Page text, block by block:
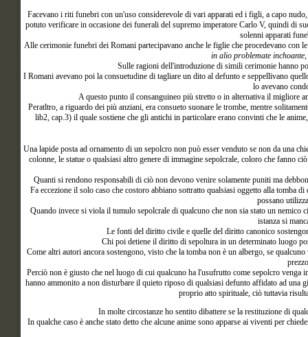
Facevano i riti funebri con un'uso considerevole di vari apparati ed i figli, a capo
potuto verificare in occasione dei funerali del supremo imperatore Carlo V, quindi di
solenni apparati
Alle cerimonie funebri dei Romani partecipavano anche le figlie che procedevano con
in alio problemate
Sulle ragioni dell'introduzione di simili cerimonie hanno
I Romani avevano poi la consuetudine di tagliare un dito al defunto e seppellivano
lo avevano
A questo punto il consanguineo più stretto o in alternativa il migliore
Peratltro, a riguardo dei più anziani, era consueto suonare le trombe, mentre
lib2, cap.3) il quale sostiene che gli antichi in particolare erano convinti che le
Una lapideposta ad ornamento di un sepolcro non può esser venduto se non da una
colonne, le statue o qualsiasi altro genere di immagine sepolcrale, coloro che fanno
Quanti si rendono responsabili di ciò non devono venire solamente puniti ma
Fa eccezione il solo caso che costoro abbiano sottratto qualsiasi oggetto alla tomba
possano
Quando invece si viola il tumulo sepolcrale di qualcuno che non sia stato un
istanza si
Le fonti del diritto civile e quelle del diritto canonico
Chi poi detiene il diritto di sepoltura in un determinato luogo
Come altri autori ancora sostengono, visto che la tomba non è un albergo, se
Perciò non è giusto che nel luogo di cui qualcuno ha l'usufrutto come sepolcro
hanno ammonito a non disturbare il quieto riposo di qualsiasi defunto affidato ad una
proprio atto spirituale, ciò tuttavia
In moltecircostanze ho sentito dibattere se la restituzione di
In qualche caso è anche stato detto che alcune anime sono apparse ai viventi per